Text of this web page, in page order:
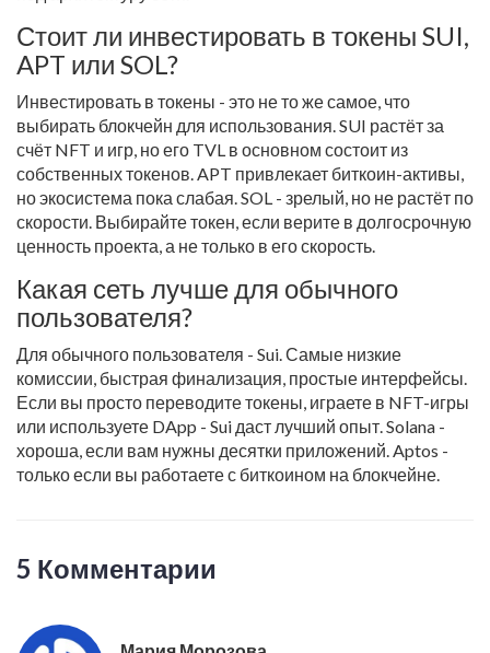
Стоит ли инвестировать в токены SUI,
APT или SOL?
Инвестировать в токены - это не то же самое, что
выбирать блокчейн для использования. SUI растёт за
счёт NFT и игр, но его TVL в основном состоит из
собственных токенов. APT привлекает биткоин-активы,
но экосистема пока слабая. SOL - зрелый, но не растёт по
скорости. Выбирайте токен, если верите в долгосрочную
ценность проекта, а не только в его скорость.
Какая сеть лучше для обычного
пользователя?
Для обычного пользователя - Sui. Самые низкие
комиссии, быстрая финализация, простые интерфейсы.
Если вы просто переводите токены, играете в NFT-игры
или используете DApp - Sui даст лучший опыт. Solana -
хороша, если вам нужны десятки приложений. Aptos -
только если вы работаете с биткоином на блокчейне.
5 Комментарии